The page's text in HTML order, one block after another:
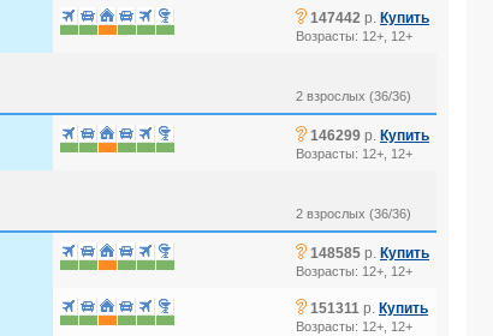
? 147442 р. Купить
Возрасты: 12+, 12+
2 взрослых (36/36)
? 146299 р. Купить
Возрасты: 12+, 12+
2 взрослых (36/36)
? 148585 р. Купить
Возрасты: 12+, 12+
? 151311 р. Купить
Возрасты: 12+, 12+